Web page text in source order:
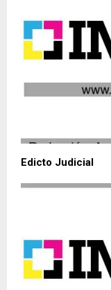
Edicto Judicial